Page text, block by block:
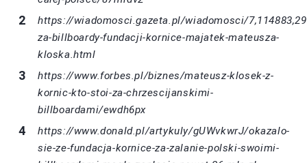
https://wiadomosci.gazeta.pl/wiadomosci/
za-billboardy-fundacji-kornice-majatek-mateusza-
kloska.html
https://www.forbes.pl/biznes/mateusz-klosek-z-
kornic-kto-stoi-za-chrzescijanskimi-
billboardami/ewdh6px
https://www.donald.pl/artykuly/gUWvkwrJ/okazalo-
sie-ze-fundacja-kornice-za-zalanie-polski-swoimi-